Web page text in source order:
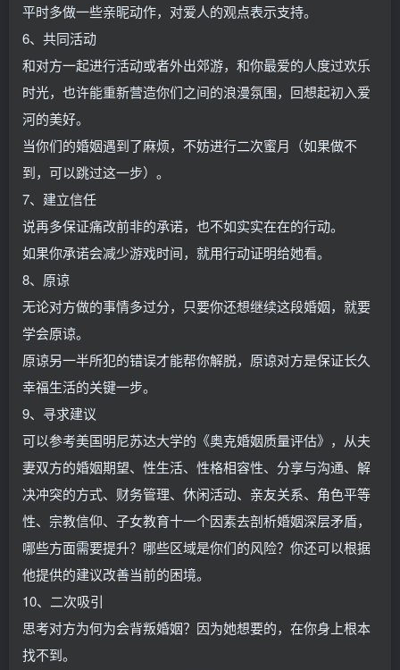
平时多做一些亲昵动作，对爱人的观点表示支持。
6、共同活动
和对方一起进行活动或者外出郊游，和你最爱的人度过欢乐
时光，也许能重新营造你们之间的浪漫氛围，回想起初入爱
河的美好。
当你们的婚姻遇到了麻烦，不妨进行二次蜜月（如果做不
到，可以跳过这一步）。
7、建立信任
说再多保证痛改前非的承诺，也不如实实在在的行动。
如果你承诺会减少游戏时间，就用行动证明给她看。
8、原谅
无论对方做的事情多过分，只要你还想继续这段婚姻，就要
学会原谅。
原谅另一半所犯的错误才能帮你解脱，原谅对方是保证长久
幸福生活的关键一步。
9、寻求建议
可以参考美国明尼苏达大学的《奥克婚姻质量评估》，从夫
妻双方的婚姻期望、性生活、性格相容性、分享与沟通、解
决冲突的方式、财务管理、休闲活动、亲友关系、角色平等
性、宗教信仰、子女教育十一个因素去剖析婚姻深层矛盾，
哪些方面需要提升？哪些区域是你们的风险？你还可以根据
他提供的建议改善当前的困境。
10、二次吸引
思考对方为何为会背叛婚姻？因为她想要的，在你身上根本
找不到。